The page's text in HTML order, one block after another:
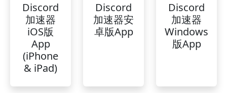
Discord
加速器
iOS版
App
(iPhone
& iPad)
Discord
加速器安
卓版App
Discord
加速器
Windows
版App